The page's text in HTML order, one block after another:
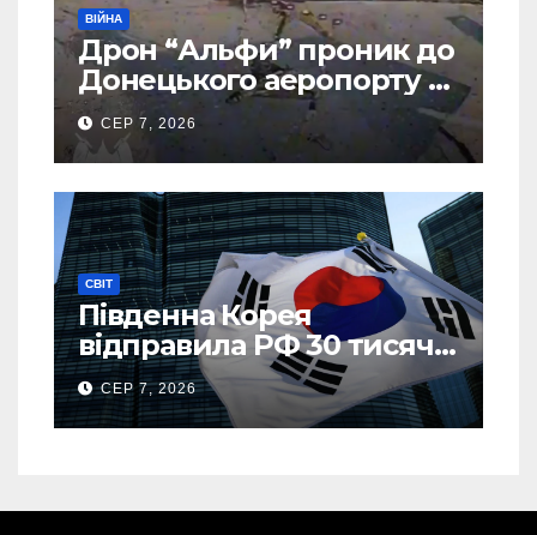
ВІЙНА
Дрон “Альфи” проник до
Донецького аеропорту та
спалив “Шахед” ще до
запуску
СЕР 7, 2026
СВІТ
Південна Корея
відправила РФ 30 тисяч
тонн авіапалива
СЕР 7, 2026